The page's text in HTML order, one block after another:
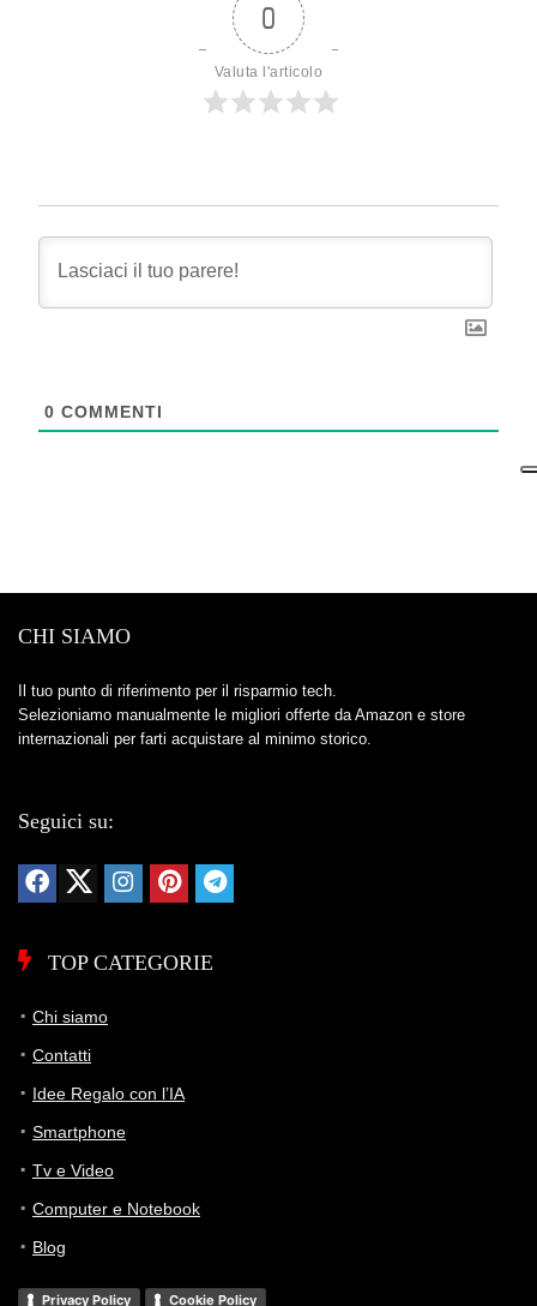
0
Valuta l'articolo
0 COMMENTI
CHI SIAMO
Il tuo punto di riferimento per il risparmio tech.
Selezioniamo manualmente le migliori offerte da Amazon e store
internazionali per farti acquistare al minimo storico.
Seguici su:
TOP CATEGORIE
Chi siamo
Contatti
Idee Regalo con l’IA
Smartphone
Tv e Video
Computer e Notebook
Blog
Privacy Policy Cookie Policy